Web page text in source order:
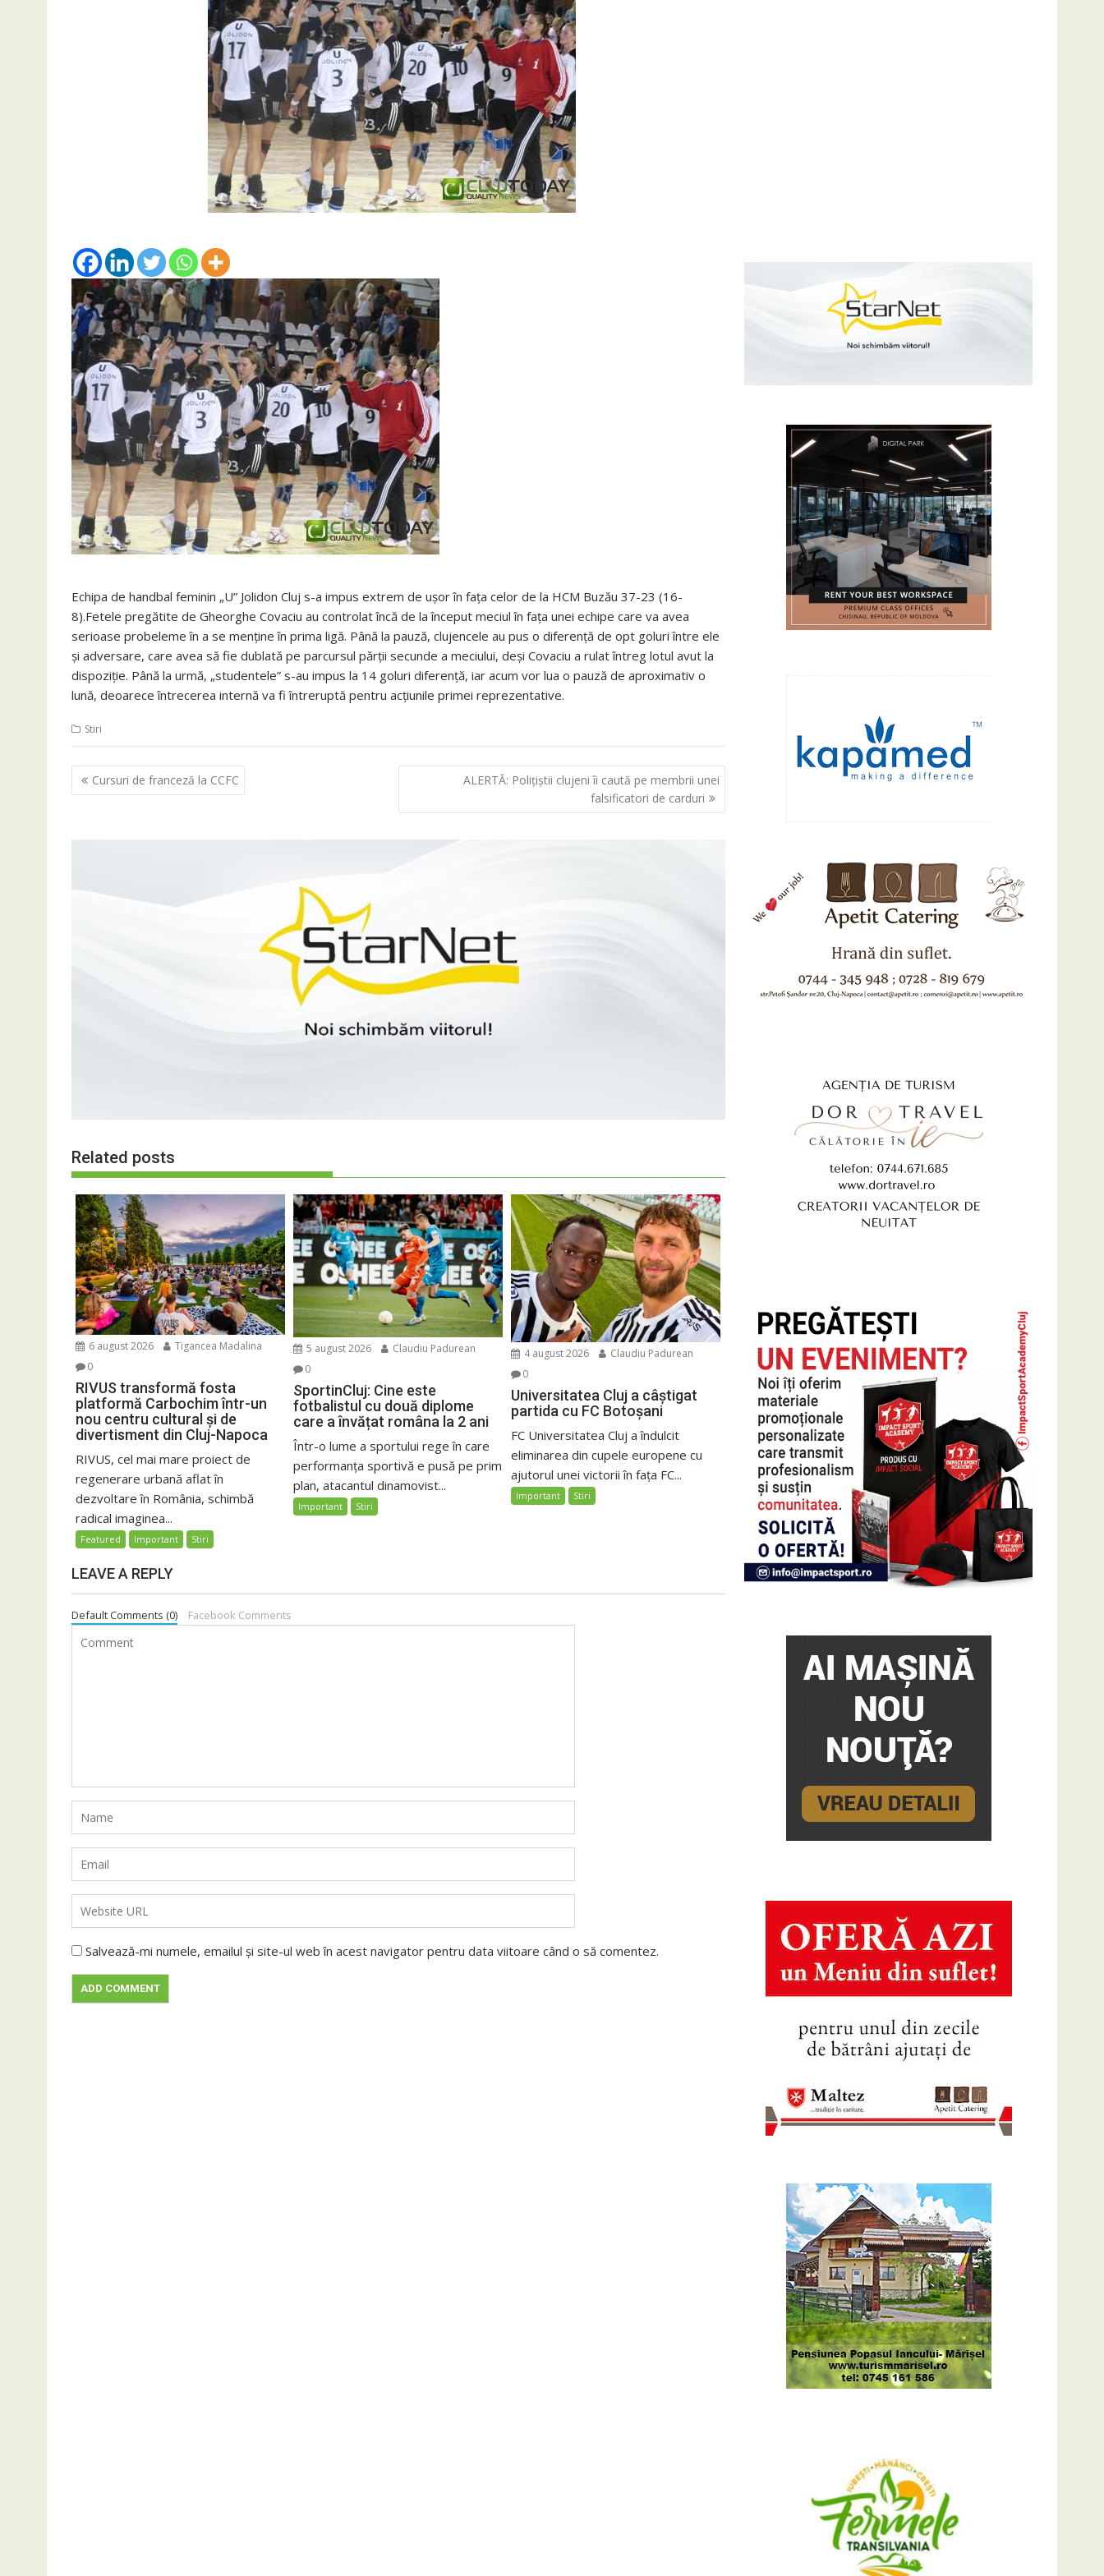
Echipa de handbal feminin „U” Jolidon Cluj s-a impus extrem de uşor în faţa celor de la HCM Buzău 37-23 (16-
8).Fetele pregătite de Gheorghe Covaciu au controlat încă de la început meciul în faţa unei echipe care va avea
serioase probeleme în a se menţine în prima ligă. Până la pauză, clujencele au pus o diferenţă de opt goluri între ele
şi adversare, care avea să fie dublată pe parcursul părţii secunde a meciului, deşi Covaciu a rulat întreg lotul avut la
dispoziţie. Până la urmă, „studentele” s-au impus la 14 goluri diferenţă, iar acum vor lua o pauză de aproximativ o
lună, deoarece întrecerea internă va fi întreruptă pentru acţiunile primei reprezentative.
Stiri
Navigare
în
Cursuri de franceză la CCFC
ALERTĂ: Poliţiştii clujeni îi caută pe membrii unei
falsificatori de carduri
Related posts
6 august 2026
Tigancea Madalina
0
RIVUS transformă fosta
platformă Carbochim într-un
nou centru cultural și de
divertisment din Cluj-Napoca
RIVUS, cel mai mare proiect de
regenerare urbană aflat în
dezvoltare în România, schimbă
radical imaginea...
Featured Important Stiri
5 august 2026
Claudiu Padurean
0
SportinCluj: Cine este
fotbalistul cu două diplome
care a învățat româna la 2 ani
Într-o lume a sportului rege în care
performanța sportivă e pusă pe prim
plan, atacantul dinamovist...
Important Stiri
4 august 2026
Claudiu Padurean
0
Universitatea Cluj a câștigat
partida cu FC Botoșani
FC Universitatea Cluj a îndulcit
eliminarea din cupele europene cu
ajutorul unei victorii în fața FC...
Important Stiri
LEAVE A REPLY
Default Comments (0) Facebook Comments
Salvează-mi numele, emailul și site-ul web în acest navigator pentru data viitoare când o să comentez.